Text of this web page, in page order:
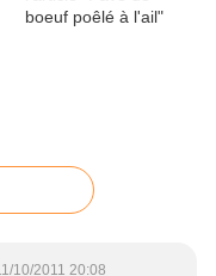
10/2011 20:08